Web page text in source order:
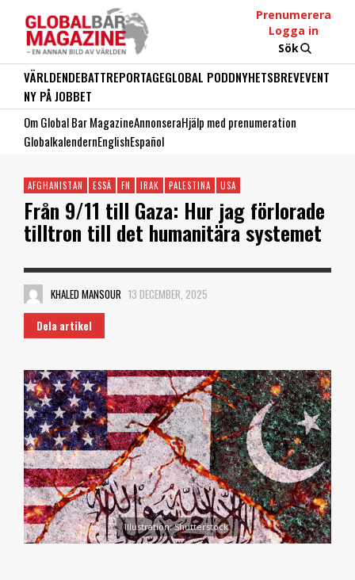
Prenumerera
Logga in
Sök
VÄRLDENDEBATTREPORTAGEGLOBAL PODDNYHETSBREVEVENT
NY PÅ JOBBET
Om Global Bar MagazineAnnonseraHjälp med prenumeration
GlobalkalendernEnglishEspañol
AFGHANISTAN ESSÄ FN IRAK PALESTINA USA
Från 9/11 till Gaza: Hur jag förlorade
tilltron till det humanitära systemet
KHALED MANSOUR 13 DECEMBER, 2025
Dela artikel
Illustration: Shutterstock.